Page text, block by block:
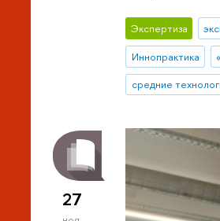
Экспертиза
Иннопрактика
средние
27